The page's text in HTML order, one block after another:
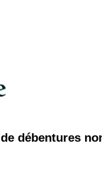
débentures